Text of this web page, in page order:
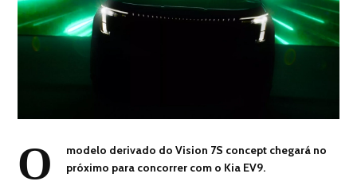
O
modelo derivado do Vision 7S concept chegará no
próximo para concorrer com o Kia EV9.